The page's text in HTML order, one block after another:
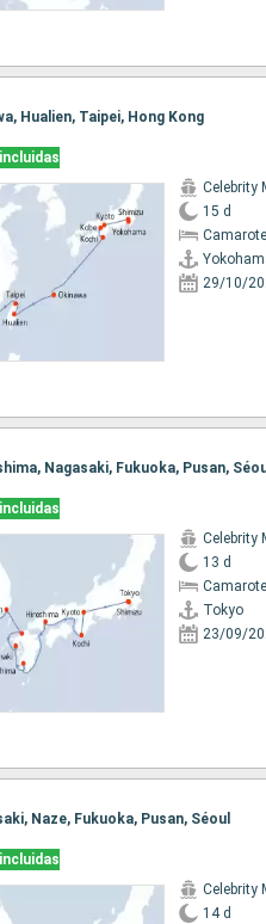
Hualien, Taipei, Hong Kong
Celebrity
15 d
29/10/
Nagasaki, Fukuoka, Pusan,
Celebrity
13 d
Tokyo
23/09/
Naze, Fukuoka, Pusan, Séoul
Celebrity
14 d